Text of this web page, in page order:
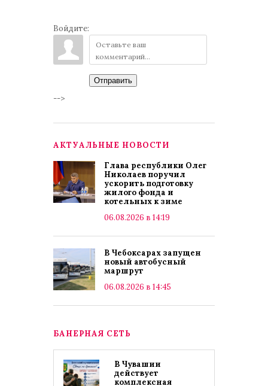
Войдите:
Отправить
-->
АКТУАЛЬНЫЕ НОВОСТИ
Глава республики Олег
Николаев поручил
ускорить подготовку
жилого фонда и
котельных к зиме
06.08.2026 в 14:19
В Чебоксарах запущен
новый автобусный
маршрут
06.08.2026 в 14:45
БАНЕРНАЯ СЕТЬ
В Чувашии
действует
комплексная